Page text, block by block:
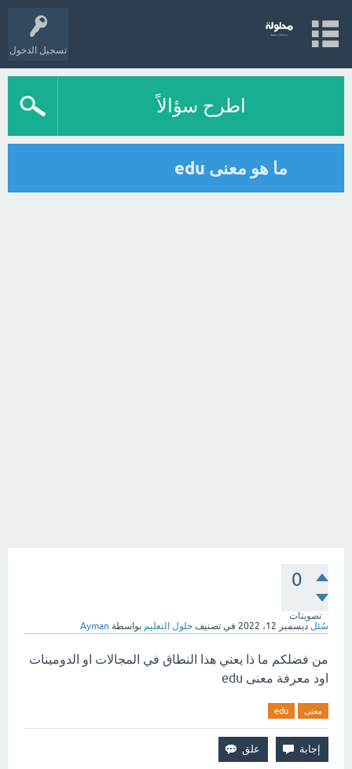
تسجيل الدخول
اطرح سؤالاً
ما هو معنى edu
0
تصويتات
سُئل ديسمبر 12، 2022 في تصنيف حلول التعليم بواسطة Ayman
من فضلكم ما ذا يعني هذا النطاق في المجالات او الدومينات
اود معرفة معنى edu
معنى edu